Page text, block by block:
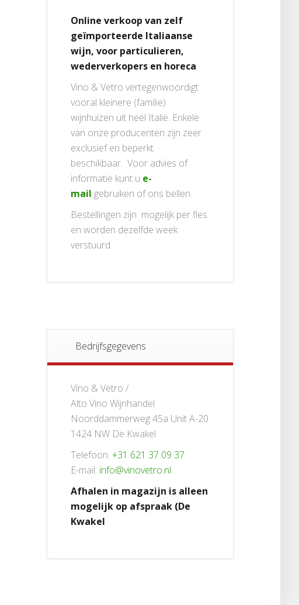
Online verkoop van zelf
geïmporteerde Italiaanse
wijn, voor particulieren,
wederverkopers en horeca
Vino & Vetro vertegenwoordigt
vooral kleinere (familie)
wijnhuizen uit heel Italië. Enkele
van onze producenten zijn zeer
exclusief en beperkt
beschikbaar. Voor advies of
informatie kunt u e-
mail gebruiken of ons bellen.
Bestellingen zijn mogelijk per fles
en worden dezelfde week
verstuurd.
Bedrijfsgegevens
Vino & Vetro /
Alto Vino Wijnhandel
Noorddammerweg 45a Unit A-20
1424 NW De Kwakel
Telefoon: +31 621 37 09 37
E-mail: info@vinovetro.nl
Afhalen in magazijn is alleen
mogelijk op afspraak (De
Kwakel